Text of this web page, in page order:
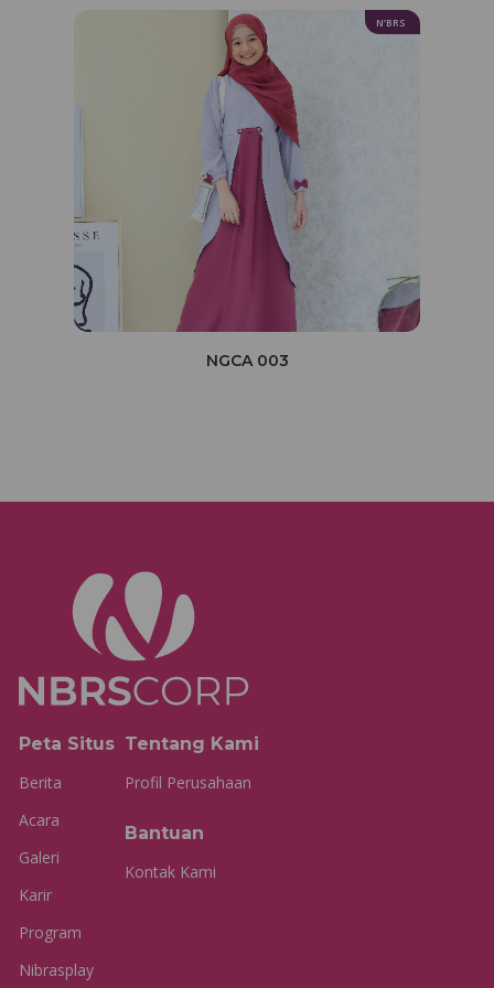
N’BRS
NGCA 003
Peta Situs
Berita
Acara
Galeri
Karir
Program
Nibrasplay
Tentang Kami
Profil Perusahaan
Bantuan
Kontak Kami